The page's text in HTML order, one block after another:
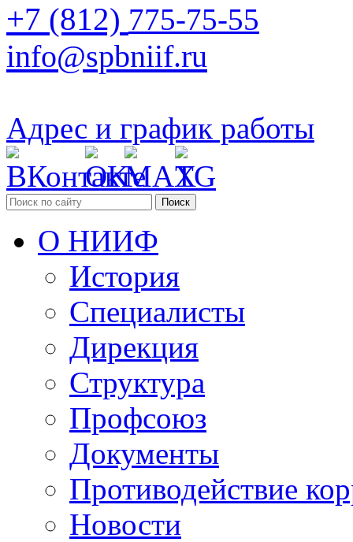
+7 (812) 775-75-55
info@spbniif.ru
Адрес и график работы
Поиск
О НИИФ
История
Специалисты
Дирекция
Структура
Профсоюз
Документы
Противодействие
Новости